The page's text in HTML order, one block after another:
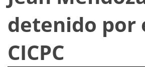
detenido por
CICPC